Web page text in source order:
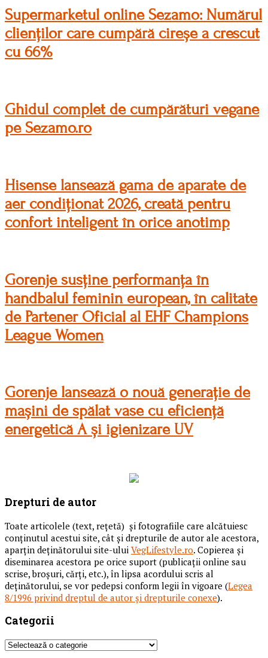
Supermarketul online Sezamo: Numărul
clienților care cumpără cireșe a crescut
cu 66%
Ghidul complet de cumpărături vegane
pe Sezamo.ro
Hisense lansează gama de aparate de
aer condiționat 2026, creată pentru
confort inteligent în orice anotimp
Gorenje susține performanța în
handbalul feminin european, în calitate
de Partener Oficial al EHF Champions
League Women
Gorenje lansează o nouă generație de
mașini de spălat vase cu eficiență
energetică A și igienizare UV
Drepturi de autor
Toate articolele (text, reţetă) și fotografiile care alcătuiesc
conținutul acestui site, cât și drepturile de autor ale acestora,
aparțin deținătorului site-ului VegLifestyle.ro. Copierea și
diseminarea acestora pe orice suport (publicații online sau
scrise, broșuri, cărți, etc.), în lipsa acordului scris al
deținătorului, se vor pedepsi conform legii în vigoare (Legea
8/1996 privind dreptul de autor și drepturile conexe).
Categorii
Categorii